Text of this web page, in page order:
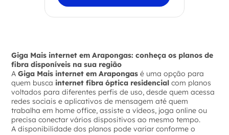
Giga Mais internet em Arapongas: conheça os planos de
fibra disponíveis na sua região
AGiga Mais internet em Arapongas é uma opção para
quem busca internet fibra óptica residencial com planos
voltados para diferentes perfis de uso, desde quem acessa
redes sociais e aplicativos de mensagem até quem
trabalha em home office, assiste a vídeos, joga online ou
precisa conectar vários dispositivos ao mesmo tempo.
A disponibilidade dos planos pode variar conforme o